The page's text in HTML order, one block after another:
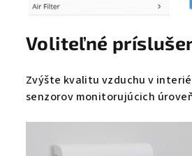
Voliteľné
Zvýšte kvalitu vzduchu v
senzorov monitorujúcich